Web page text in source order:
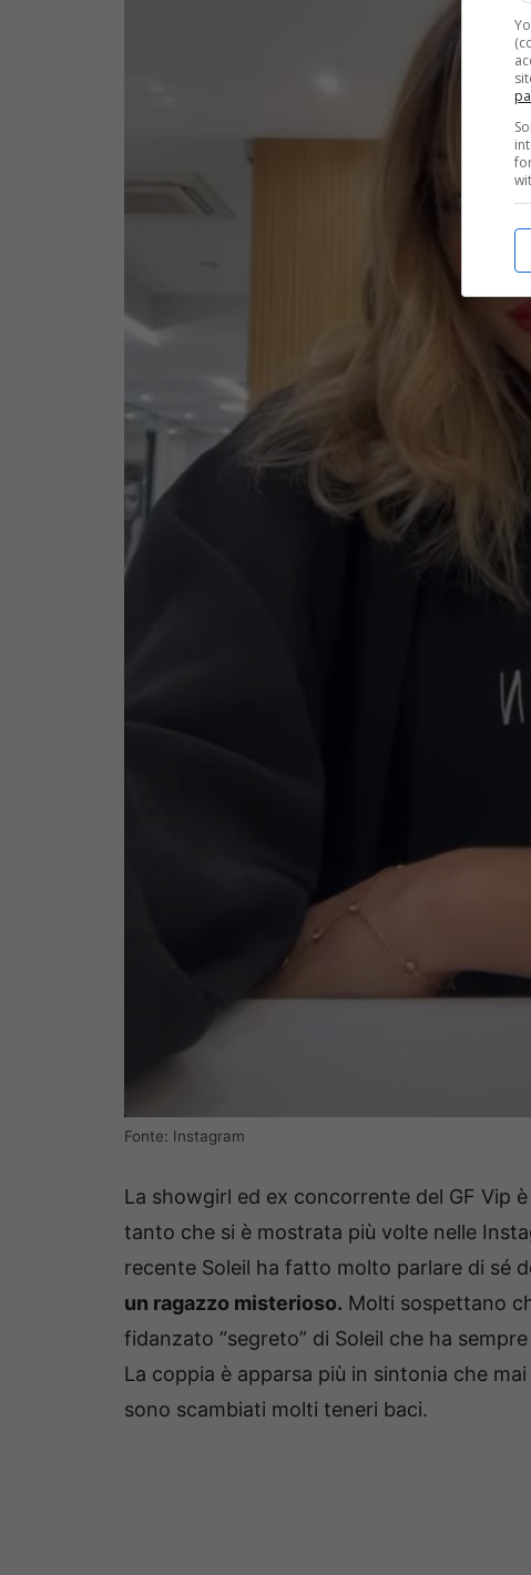
Fonte: Instagram
La showgirl ed ex concorrente del GF Vip
tanto che si è mostrata più volte nelle
recente Soleil ha fatto molto parlare di sé
un ragazzo misterioso. Molti sospettano
fidanzato “segreto” di Soleil che ha
La coppia è apparsa più in sintonia che
sono scambiati molti teneri baci.